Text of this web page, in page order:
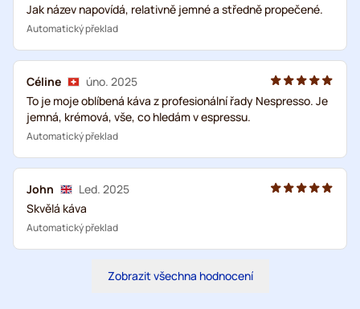
Jak název napovídá, relativně jemné a středně propečené.
Automatický překlad
Céline
úno. 2025
To je moje oblíbená káva z profesionální řady Nespresso. Je
jemná, krémová, vše, co hledám v espressu.
Automatický překlad
John
Led. 2025
Skvělá káva
Automatický překlad
Zobrazit všechna hodnocení